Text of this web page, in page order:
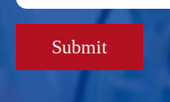
Submit